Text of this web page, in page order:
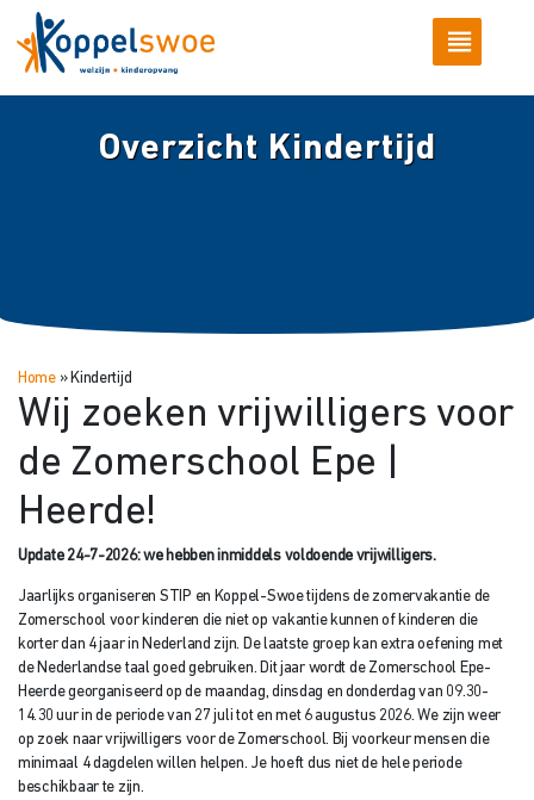
Overzicht Kindertijd
Home» Kindertijd
Wij zoeken vrijwilligers voor
de Zomerschool Epe |
Heerde!
Update 24-7-2026: we hebben inmiddels voldoende vrijwilligers.
Jaarlijks organiseren STIP en Koppel-Swoe tijdens de zomervakantie de
Zomerschool voor kinderen die niet op vakantie kunnen of kinderen die
korter dan 4 jaar in Nederland zijn. De laatste groep kan extra oefening met
de Nederlandse taal goed gebruiken. Dit jaar wordt de Zomerschool Epe-
Heerde georganiseerd op de maandag, dinsdag en donderdag van 09.30-
14.30 uur in de periode van 27 juli tot en met 6 augustus 2026. We zijn weer
op zoek naar vrijwilligers voor de Zomerschool. Bij voorkeur mensen die
minimaal 4 dagdelen willen helpen. Je hoeft dus niet de hele periode
beschikbaar te zijn.